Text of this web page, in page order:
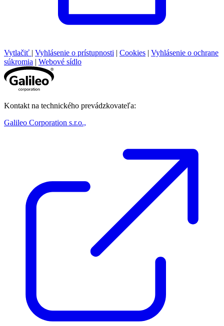
Vytlačiť | Vyhlásenie o prístupnosti | Cookies | Vyhlásenie o ochrane
súkromia | Webové sídlo
Kontakt na technického prevádzkovateľa:
Galileo Corporation s.r.o.,